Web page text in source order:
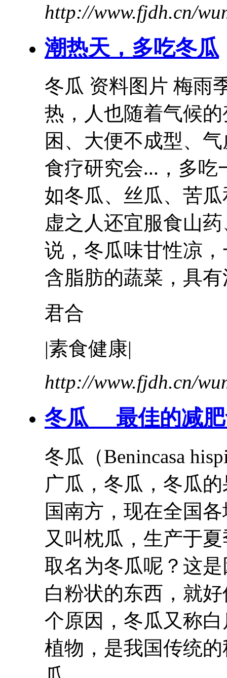
http://www.fjdh.cn/
潮热天，多吃冬瓜
冬瓜 资料图片 梅雨
热，人也随着气候
困、大便不成型、
食疗研究会...，多
如冬瓜、丝瓜、苦
虚之人还宜服食山
说， 冬瓜味甘性凉
含脂肪的蔬菜，具
君合
|素食健康|
http://www.fjdh.cn/
冬瓜 __ 最佳的减
冬瓜 （Benincasa
广瓜， 冬瓜 ， 冬瓜
国南方，现在全国
又叫枕瓜，生产于
取名为冬瓜呢？这
白粉状的东西，就
个原因， 冬瓜 又称
植物，是我国传统